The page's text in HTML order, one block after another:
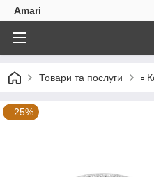
Amari
Товари та послуги ▫️
–25%